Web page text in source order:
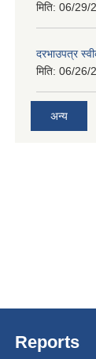
मिति: 06/29/
दरभाउपत्र
मिति: 06/26/
अन्य
Reports